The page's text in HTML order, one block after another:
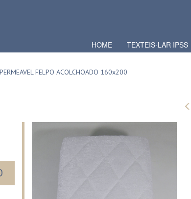
HOME TEXTEIS-LAR IPSS
FELPO ACOLCHOADO 160x200